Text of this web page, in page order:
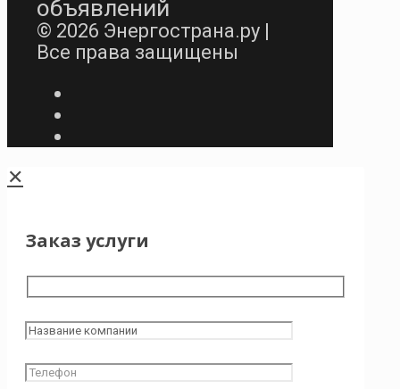
объявлений
© 2026 Энергострана.ру |
Все права защищены
✕
Заказ услуги